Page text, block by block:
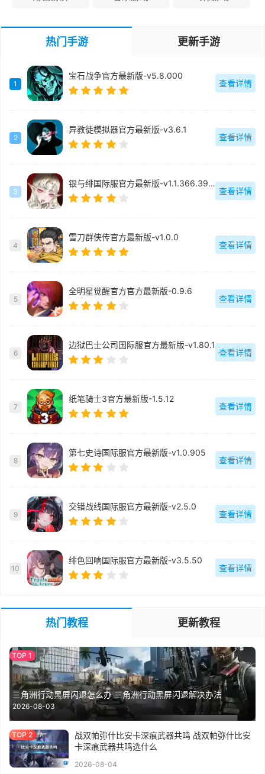
热门手游 更新手游
1
宝石战争官方最新版-v5.8.000
查看详情
2
异教徒模拟器官方最新版-v3.6.1
查看详情
3
银与绯国际服官方最新版-v1.1.366.398.1
查看详情
4
雪刀群侠传官方最新版-v1.0.0
查看详情
5
全明星觉醒官方官方最新版-0.9.6
查看详情
6
边狱巴士公司国际服官方最新版-v1.80.1
查看详情
7
纸笔骑士3官方最新版-1.5.12
查看详情
8
第七史诗国际服官方最新版-v1.0.905
查看详情
9
交错战线国际服官方最新版-v2.5.0
查看详情
10
绯色回响国际服官方最新版-v3.5.50
查看详情
热门教程 更新教程
三角洲行动黑屏闪退怎么办 三角洲行动黑屏闪退解决办法
2026-08-03
战双帕弥什比安卡深痕武器共鸣 战双帕弥什比安
卡深痕武器共鸣选什么
2026-08-04